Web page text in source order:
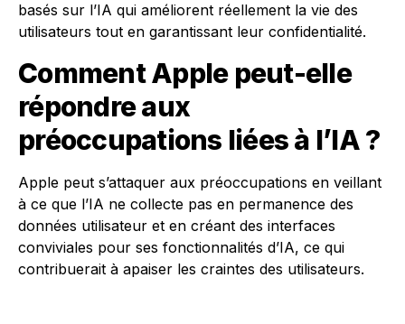
basés sur l’IA qui améliorent réellement la vie des
utilisateurs tout en garantissant leur confidentialité.
Comment Apple peut-elle
répondre aux
préoccupations liées à l’IA ?
Apple peut s’attaquer aux préoccupations en veillant
à ce que l’IA ne collecte pas en permanence des
données utilisateur et en créant des interfaces
conviviales pour ses fonctionnalités d’IA, ce qui
contribuerait à apaiser les craintes des utilisateurs.